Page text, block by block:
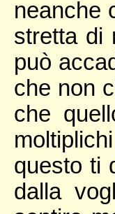
neanche
stretta di
può
che non
che
questo ti
dalla